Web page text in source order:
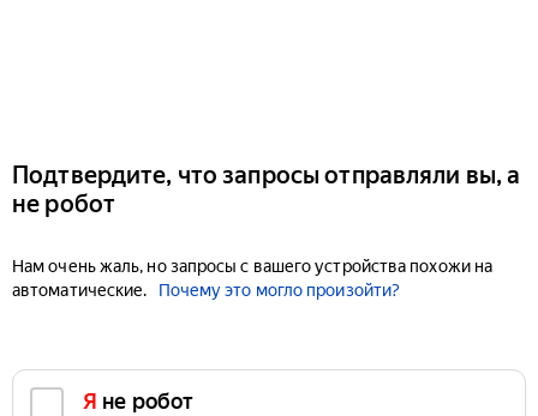
Подтвердите, что запросы отправляли вы, а
не робот
Нам очень жаль, но запросы с вашего устройства похожи на
автоматические.
Почему это могло произойти?
Я не робот